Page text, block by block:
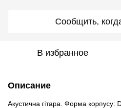
Сообщить,
В избранное
Описание
Акустична гітара. Форма корпусу: